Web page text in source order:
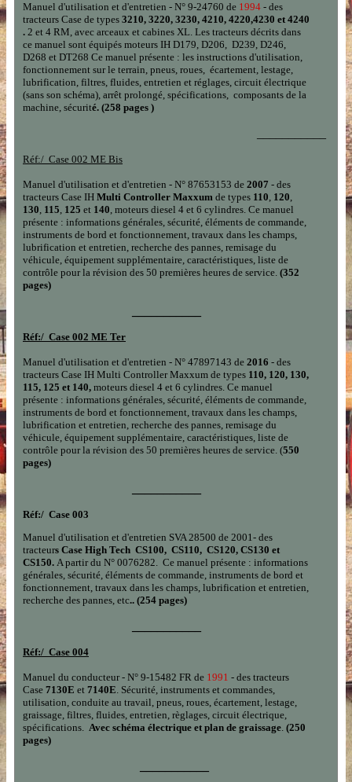
Manuel d'utilisation et d'entretien - N° 9-24760 de 1994 - des
tracteurs Case de types 3210, 3220, 3230, 4210, 4220,4230 et 4240
. 2 et 4 RM, avec arceaux et cabines XL. Les tracteurs décrits dans
ce manuel sont équipés moteurs IH D179, D206, D239, D246,
D268 et DT268 Ce manuel présente : les instructions d'utilisation,
fonctionnement sur le terrain, pneus, roues, écartement, lestage,
lubrification, filtres, fluides, entretien et réglages, circuit électrique
(sans son schéma), arrêt prolongé, spécifications, composants de la
machine, sécurité. (258 pages )
Réf:/ Case 002 ME Bis
Manuel d'utilisation et d'entretien - N° 87653153 de 2007 - des
tracteurs Case IH Multi Controller Maxxum de types 110, 120,
130, 115, 125 et 140, moteurs diesel 4 et 6 cylindres. Ce manuel
présente : informations générales, sécurité, éléments de commande,
instruments de bord et fonctionnement, travaux dans les champs,
lubrification et entretien, recherche des pannes, remisage du
véhicule, équipement supplémentaire, caractéristiques, liste de
contrôle pour la révision des 50 premières heures de service. (352
pages)
Réf:/ Case 002 ME Ter
Manuel d'utilisation et d'entretien - N° 47897143 de 2016 - des
tracteurs Case IH Multi Controller Maxxum de types 110, 120, 130,
115, 125 et 140, moteurs diesel 4 et 6 cylindres. Ce manuel
présente : informations générales, sécurité, éléments de commande,
instruments de bord et fonctionnement, travaux dans les champs,
lubrification et entretien, recherche des pannes, remisage du
véhicule, équipement supplémentaire, caractéristiques, liste de
contrôle pour la révision des 50 premières heures de service. (550
pages)
Réf:/ Case 003
Manuel d'utilisation et d'entretien SVA 28500 de 2001- des
tracteurs Case High Tech CS100, CS110, CS120, CS130 et
CS150. A partir du N° 0076282. Ce manuel présente : informations
générales, sécurité, éléments de commande, instruments de bord et
fonctionnement, travaux dans les champs, lubrification et entretien,
recherche des pannes, etc.. (254 pages)
Réf:/ Case 004
Manuel du conducteur - N° 9-15482 FR de 1991 - des tracteurs
Case 7130E et 7140E. Sécurité, instruments et commandes,
utilisation, conduite au travail, pneus, roues, écartement, lestage,
graissage, filtres, fluides, entretien, règlages, circuit électrique,
spécifications. Avec schéma électrique et plan de graissage. (250
pages)